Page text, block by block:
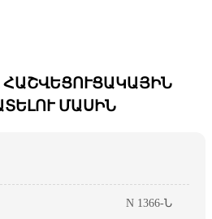
ՀԱՇՎԵՑՈՒՑԱԿԱՅԻՆ
ՄԱՍԻՆ
N 1366-Ն